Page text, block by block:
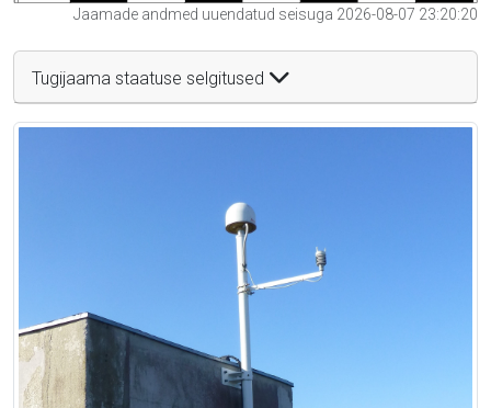
Jaamade andmed uuendatud seisuga 2026-08-07 23:20:20
Tugijaama staatuse selgitused